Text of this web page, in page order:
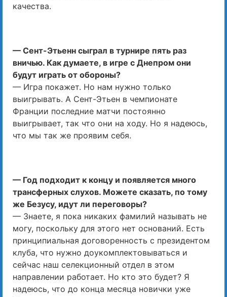
качества.
— Сент-Этьенн сыграл в турнире пять раз
вничью. Как думаете, в игре с Днепром они
будут играть от обороны?
— Игра покажет. Но нам нужно только
выигрывать. А Сент-Этьен в чемпионате
Франции последние матчи постоянно
выигрывает, так что они на ходу. Но я надеюсь,
что мы так же проявим себя.
— Год подходит к концу и появляется много
трансферных слухов. Можете сказать, по тому
же Безусу, идут ли переговоры?
— Знаете, я пока никаких фамилий называть не
могу, поскольку для этого нет оснований. Есть
принципиальная договоренность с президентом
клуба, что нужно доукомплектовываться и
сейчас наш селекционный отдел в этом
направлении работает. Но кто это будет? Я
надеюсь, что до конца месяца новички уже